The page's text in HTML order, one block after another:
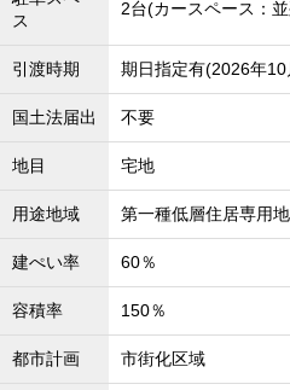
ス
2台(カースペース：
引渡時期 期日指定有(2026年10
国土法届出 不要
地目 宅地
用途地域 第一種低層住居専用
建ぺい率 60％
容積率 150％
都市計画 市街化区域